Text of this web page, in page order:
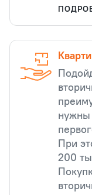
нужны
При
200